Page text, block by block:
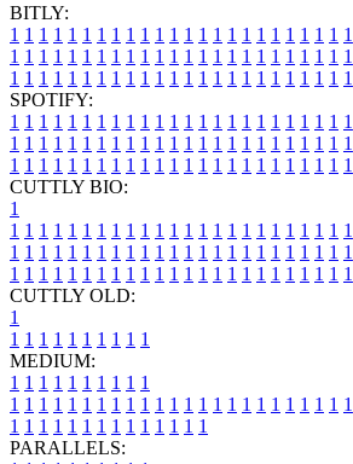
BITLY:
1 1 1 1 1 1 1 1 1 1 1 1 1 1 1 1 1 1 1 1 1 1 1 1
1 1 1 1 1 1 1 1 1 1 1 1 1 1 1 1 1 1 1 1 1 1 1 1
1 1 1 1 1 1 1 1 1 1 1 1 1 1 1 1 1 1 1 1 1 1 1 1
SPOTIFY:
1 1 1 1 1 1 1 1 1 1 1 1 1 1 1 1 1 1 1 1 1 1 1 1
1 1 1 1 1 1 1 1 1 1 1 1 1 1 1 1 1 1 1 1 1 1 1 1
1 1 1 1 1 1 1 1 1 1 1 1 1 1 1 1 1 1 1 1 1 1 1 1
CUTTLY BIO:
1
1 1 1 1 1 1 1 1 1 1 1 1 1 1 1 1 1 1 1 1 1 1 1 1
1 1 1 1 1 1 1 1 1 1 1 1 1 1 1 1 1 1 1 1 1 1 1 1
1 1 1 1 1 1 1 1 1 1 1 1 1 1 1 1 1 1 1 1 1 1 1 1
CUTTLY OLD:
1
1 1 1 1 1 1 1 1 1 1
MEDIUM:
1 1 1 1 1 1 1 1 1 1
1 1 1 1 1 1 1 1 1 1 1 1 1 1 1 1 1 1 1 1 1 1 1 1
1 1 1 1 1 1 1 1 1 1 1 1 1 1
PARALLELS: